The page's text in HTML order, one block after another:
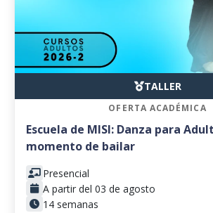
TALLER
OFERTA ACADÉMICA
Escuela de MISI: Danza para
momento de bailar
Presencial
A partir del 03 de agosto
14 semanas